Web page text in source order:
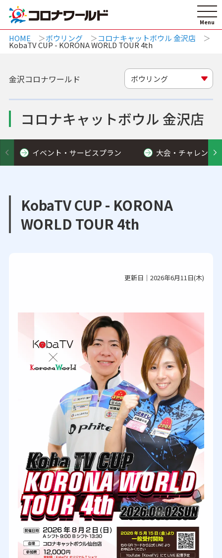
HOME ボウリング コロナキャットボウル 金沢店
KobaTV CUP - KORONA WORLD TOUR 4th
コロナキャットボウル 金沢店
金沢コロナワールド ボウリング
イベント・サービスプラン 大会・チャレンジ
KobaTV CUP - KORONA
WORLD TOUR 4th
更新日｜2026年6月11日(木)